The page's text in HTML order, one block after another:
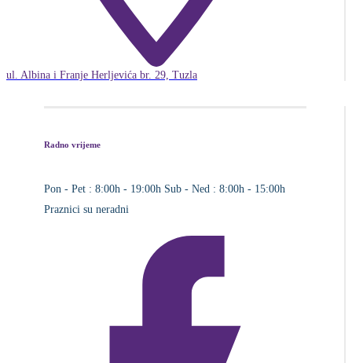
ul. Albina i Franje Herljevića br. 29, Tuzla
Radno vrijeme
Pon - Pet : 8:00h - 19:00h Sub - Ned : 8:00h - 15:00h
Praznici su neradni